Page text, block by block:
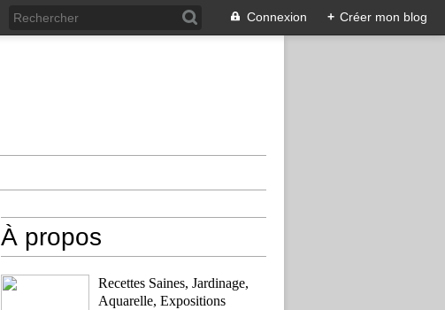
Connexion + Créer mon blog
À propos
Recettes Saines, Jardinage,
Aquarelle, Expositions